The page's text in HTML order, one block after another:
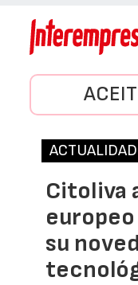
ACTUALIDAD
Citoliva
su